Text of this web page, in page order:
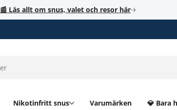
📰 Läs allt om snus, valet och resor här
Nikotinfritt snus Varumärken 💎 Bara